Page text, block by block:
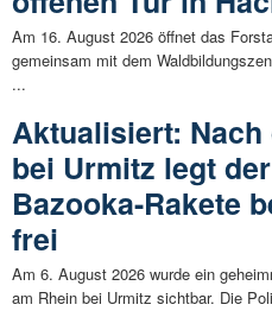
Am 16. August 2026 öffnet das
gemeinsam mit dem
...
Aktualisiert: Nach
bei Urmitz legt
Bazooka-Rakete
frei
Am 6. August 2026 wurde ein
am Rhein bei Urmitz sichtbar. Die